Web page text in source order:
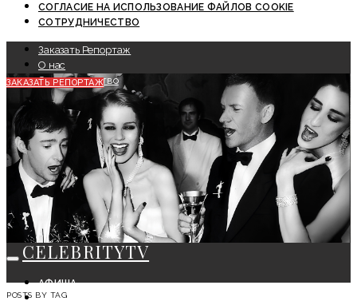
СОГЛАСИЕ НА ИСПОЛЬЗОВАНИЕ ФАЙЛОВ COOKIE
СОТРУДНИЧЕСТВО
Заказать Репортаж
О нас
Сотрудничество
ЗАКАЗАТЬ РЕПОРТАЖ
CELEBRITYTV
АФИША
СОБЫТИЯ
POSTS BY TAG